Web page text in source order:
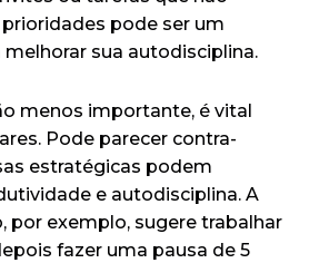
pode ser um
melhorar sua autodisciplina.
menos importante, é vital
Pode parecer contra-
estratégicas podem
e autodisciplina. A
por exemplo, sugere trabalhar
fazer uma pausa de 5